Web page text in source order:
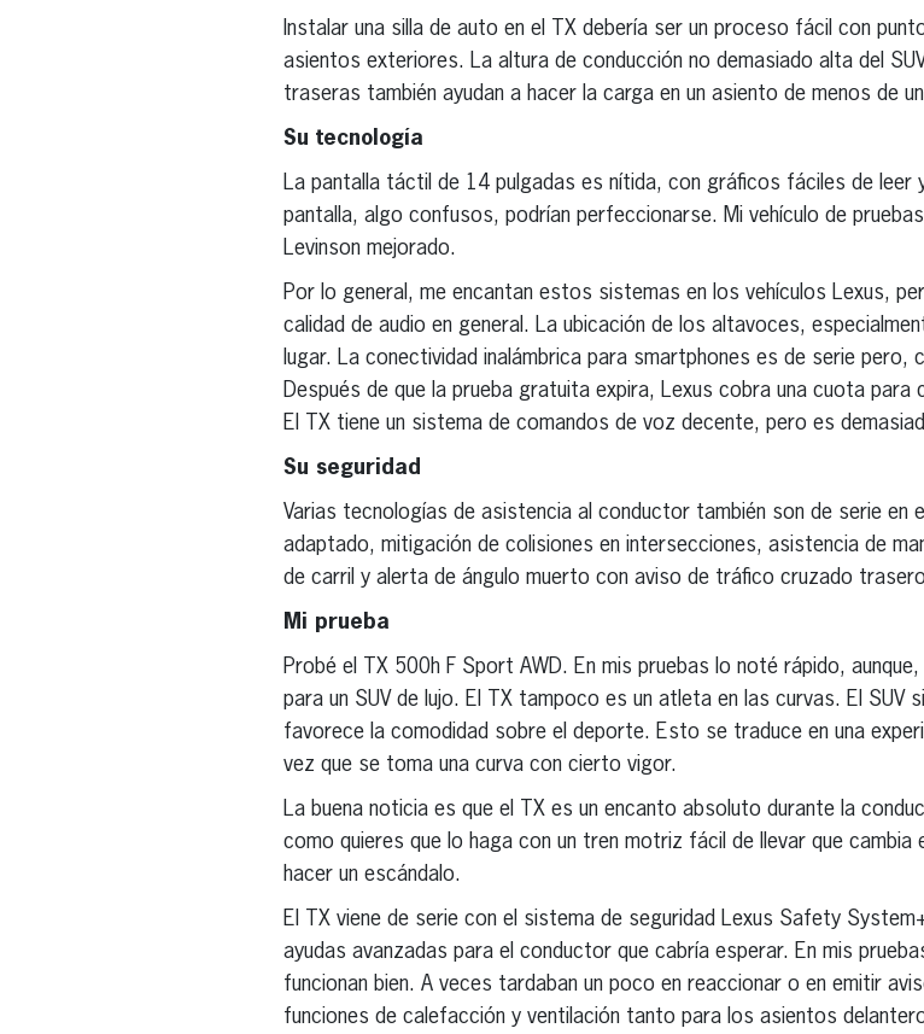
Instalar una silla de auto en el TX debería ser un proceso fácil con
asientos exteriores. La altura de conducción no demasiado alta del
traseras también ayudan a hacer la carga en un asiento de menos de
Su tecnología
La pantalla táctil de 14 pulgadas es nítida, con gráficos fáciles de leer
pantalla, algo confusos, podrían perfeccionarse. Mi vehículo de
Levinson mejorado.
Por lo general, me encantan estos sistemas en los vehículos Lexus,
calidad de audio en general. La ubicación de los altavoces,
lugar. La conectividad inalámbrica para smartphones es de serie pero,
Después de que la prueba gratuita expira, Lexus cobra una cuota para
El TX tiene un sistema de comandos de voz decente, pero es
Su seguridad
Varias tecnologías de asistencia al conductor también son de serie en
adaptado, mitigación de colisiones en intersecciones, asistencia de
de carril y alerta de ángulo muerto con aviso de tráfico cruzado
Mi prueba
Probé el TX 500h F Sport AWD. En mis pruebas lo noté rápido,
para un SUV de lujo. El TX tampoco es un atleta en las curvas. El SUV
favorece la comodidad sobre el deporte. Esto se traduce en una
vez que se toma una curva con cierto vigor.
La buena noticia es que el TX es un encanto absoluto durante la
como quieres que lo haga con un tren motriz fácil de llevar que
hacer un escándalo.
El TX viene de serie con el sistema de seguridad Lexus Safety
ayudas avanzadas para el conductor que cabría esperar. En mis
funcionan bien. A veces tardaban un poco en reaccionar o en emitir
funciones de calefacción y ventilación tanto para los asientos